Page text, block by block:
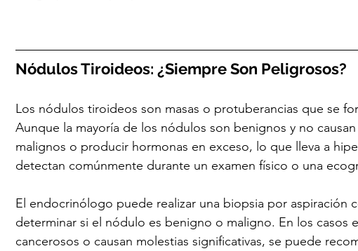
Nódulos Tiroideos: ¿Siempre Son Peligrosos?
Los nódulos tiroideos son masas o protuberancias que se
Aunque la mayoría de los nódulos son benignos y no
malignos o producir hormonas en exceso, lo que lleva a
detectan comúnmente durante un examen físico o una
El endocrinólogo puede realizar una biopsia por aspiración
determinar si el nódulo es benigno o maligno. En los casos
cancerosos o causan molestias significativas, se puede